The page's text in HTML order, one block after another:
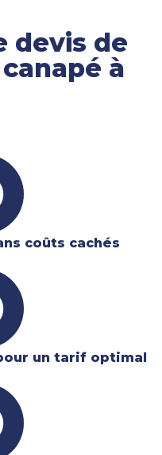
devis de
à
coûts cachés
un tarif optimal